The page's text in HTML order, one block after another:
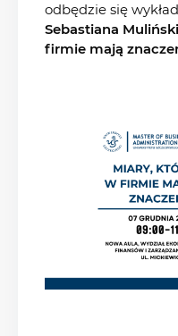
odbędzie się
Sebastiana
firmie mają